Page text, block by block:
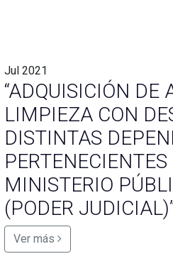
Jul 2021
“ADQUISICIÓN DE
LIMPIEZA CON
DISTINTAS
MINISTERIO
(PODER
Ver más